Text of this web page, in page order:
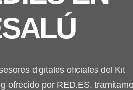
digitales oficiales del Kit
ofrecido por RED.ES,